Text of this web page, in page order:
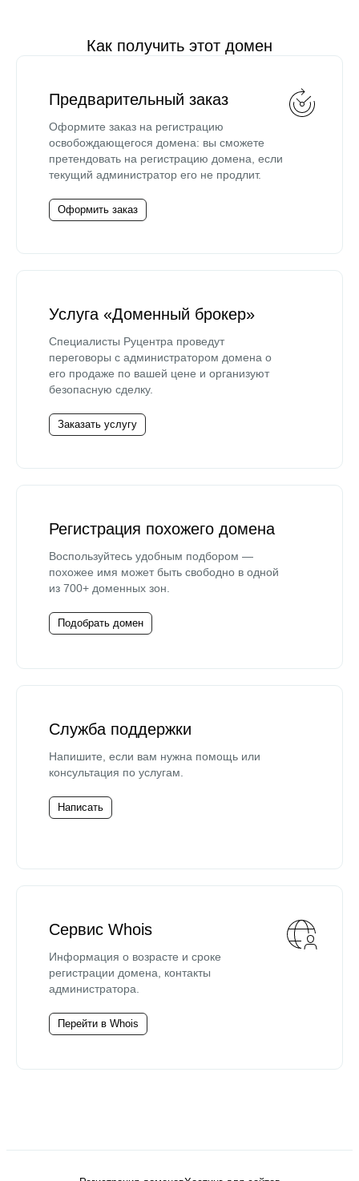
Как получить этот домен
Предварительный заказ
Оформите заказ на регистрацию
освобождающегося домена: вы сможете
претендовать на регистрацию домена, если
текущий администратор его не продлит.
Оформить заказ
Услуга «Доменный брокер»
Специалисты Руцентра проведут
переговоры с администратором домена о
его продаже по вашей цене и организуют
безопасную сделку.
Заказать услугу
Регистрация похожего домена
Воспользуйтесь удобным подбором —
похожее имя может быть свободно в одной
из 700+ доменных зон.
Подобрать домен
Служба поддержки
Напишите, если вам нужна помощь или
консультация по услугам.
Написать
Сервис Whois
Информация о возрасте и сроке
регистрации домена, контакты
администратора.
Перейти в Whois